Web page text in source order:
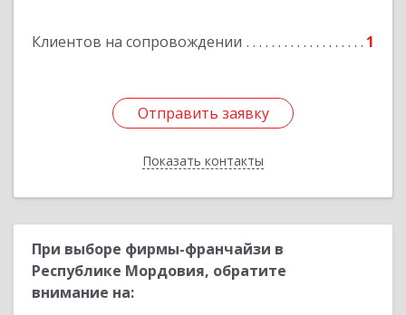
Клиентов на сопровождении 1
Отправить заявку
Показать контакты
Отправить заявку
Назад
При выборе фирмы-франчайзи в
Республике Мордовия, обратите
внимание на: